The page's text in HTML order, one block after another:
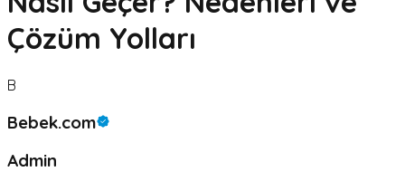
Çözüm Yolları
B
Bebek.com
Admin